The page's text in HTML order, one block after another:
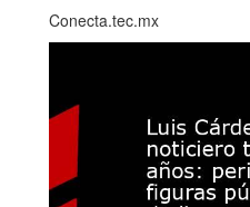
Conecta.tec.mx